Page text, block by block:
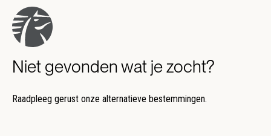
Niet gevonden wat je zocht?
Raadpleeg gerust onze alternatieve bestemmingen.